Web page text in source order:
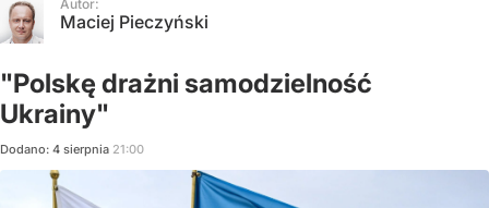
Autor:
Maciej Pieczyński
"Polskę drażni samodzielność
Ukrainy"
Dodano: 4 sierpnia 21:00